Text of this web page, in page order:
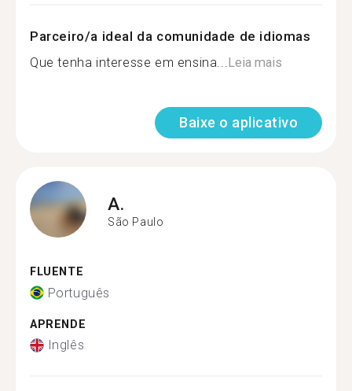
Parceiro/a ideal da comunidade de idiomas
Que tenha interesse em ensina...Leia mais
Baixe o aplicativo
A.
São Paulo
FLUENTE
Português
APRENDE
Inglês